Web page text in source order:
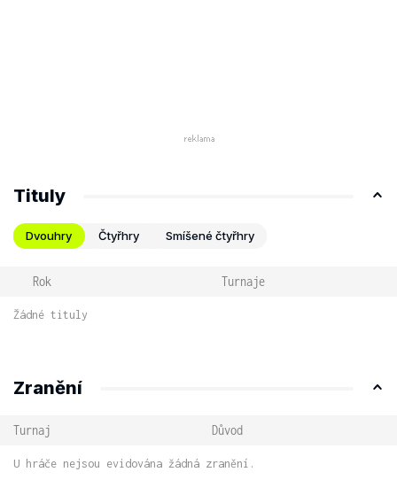
Tituly
Dvouhry Čtyřhry Smíšené čtyřhry
Rok Turnaje
Žádné tituly
Zranění
Turnaj Důvod
U hráče nejsou evidována žádná zranění.